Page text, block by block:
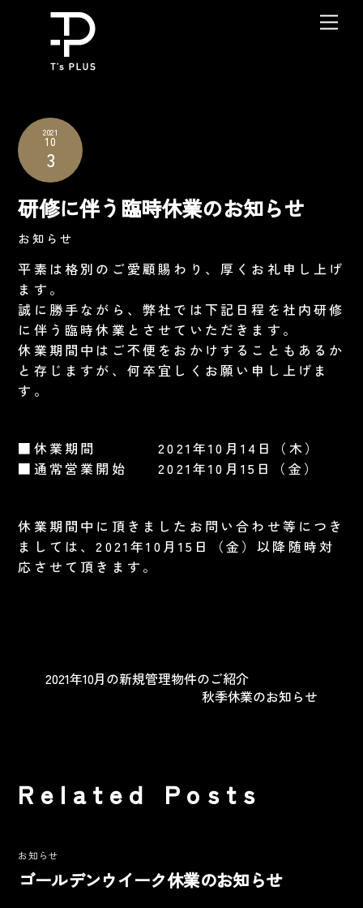
content
2021
10
3
研修に伴う臨時休業のお知らせ
お知らせ
平素は格別のご愛顧賜わり、厚くお礼申し上げ
ます。
誠に勝手ながら、弊社では下記日程を社内研修
に伴う臨時休業とさせていただきます。
休業期間中はご不便をおかけすることもあるか
と存じますが、何卒宜しくお願い申し上げま
す。
■休業期間 2021年10月14日（木）
■通常営業開始 2021年10月15日（金）
休業期間中に頂きましたお問い合わせ等につき
ましては、2021年10月15日（金）以降随時対
応させて頂きます。
2021年10月の新規管理物件のご紹介
秋季休業のお知らせ
Related Posts
お知らせ
ゴールデンウイーク休業のお知らせ